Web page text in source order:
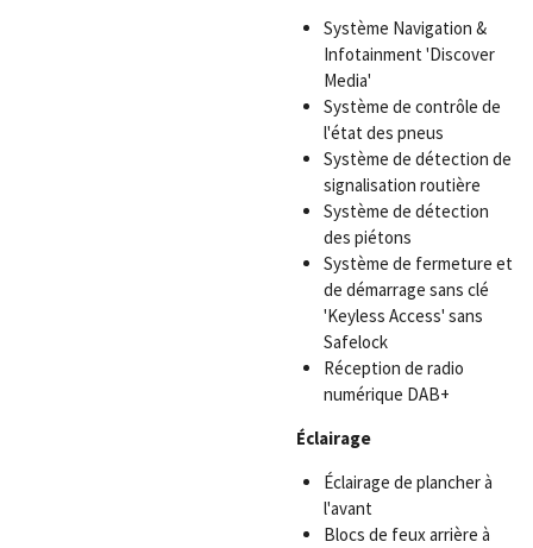
Système Navigation &
Infotainment 'Discover
Media'
Système de contrôle de
l'état des pneus
Système de détection de
signalisation routière
Système de détection
des piétons
Système de fermeture et
de démarrage sans clé
'Keyless Access' sans
Safelock
Réception de radio
numérique DAB+
Éclairage
Éclairage de plancher à
l'avant
Blocs de feux arrière à